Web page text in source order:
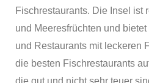
Fischrestaurants. Die Insel ist
und Meeresfrüchten und
und Restaurants mit leckeren
die besten Fischrestaurants